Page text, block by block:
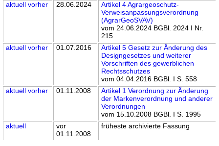
aktuell vorher 28.06.2024
Artikel 4 Agrargeoschutz-
Verweisanpassungsverordnung
(AgrarGeoSVAV)
vom 24.06.2024 BGBl. 2024 I Nr.
215
aktuell vorher 01.07.2016
Artikel 5 Gesetz zur Änderung des
Designgesetzes und weiterer
Vorschriften des gewerblichen
Rechtsschutzes
vom 04.04.2016 BGBl. I S. 558
aktuell vorher 01.11.2008
Artikel 1 Verordnung zur Änderung
der Markenverordnung und anderer
Verordnungen
vom 15.10.2008 BGBl. I S. 1995
aktuell
vor
01.11.2008
früheste archivierte Fassung